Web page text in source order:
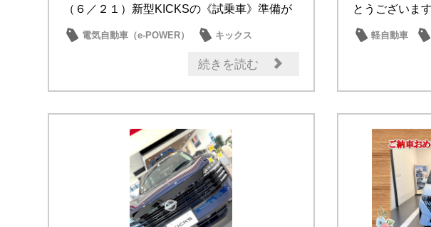
（６／２１）新型KICKSの《試乗車》準備が
電気自動車（e-POWER）
キックス
日産のお店
続きを読む
とうございま
軽自動車